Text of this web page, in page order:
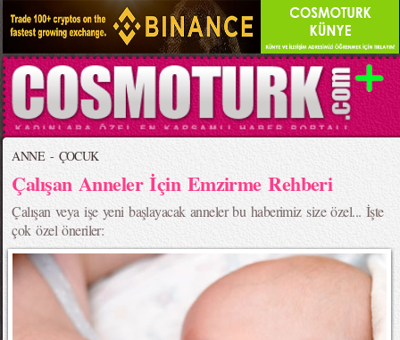
ANNE - ÇOCUK
Çalışan Anneler İçin Emzirme Rehberi
Çalışan veya işe yeni başlayacak anneler bu haberimiz size özel... İşte
çok özel öneriler: